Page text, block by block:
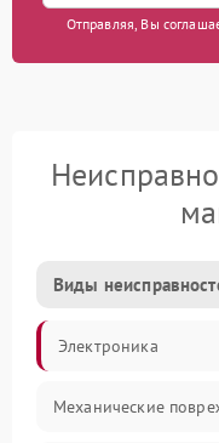
Отправляя, Вы
Виды
Электроника
Механические